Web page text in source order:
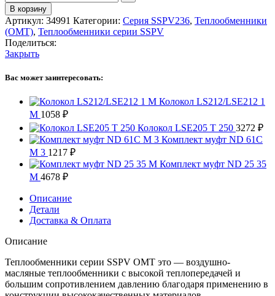
В корзину
Артикул: 34991 Категории: Серия SSPV236, Теплообменники
(OMT), Теплообменники серии SSPV
Поделиться:
Закрыть
Вас может заинтересовать:
Колокол LS212/LSE212 1
M 1058 ₽
Колокол LSE205 T 250 3272 ₽
Комплект муфт ND 61C
M 3 1217 ₽
Комплект муфт ND 25 35
M 4678 ₽
Описание
Детали
Доставка & Оплата
Описание
Теплообменники серии SSPV OMT это — воздушно-
масляные теплообменники с высокой теплопередачей и
большим сопротивлением давлению благодаря применению в